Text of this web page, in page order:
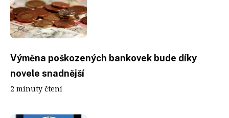
Výměna poškozených bankovek bude díky
novele snadnější
2 minuty čtení